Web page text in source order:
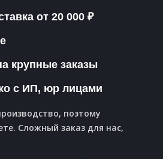
от 20 000 ₽
крупные заказы
с ИП, юр лицами
поэтому
Сложный заказ для нас,